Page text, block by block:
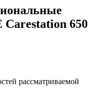
650
рассматриваемой